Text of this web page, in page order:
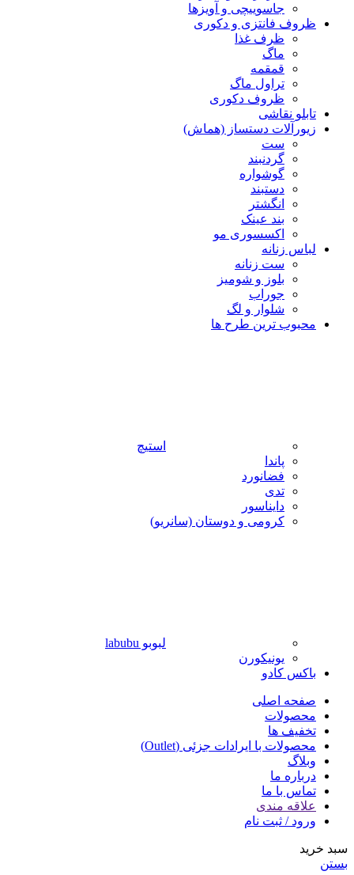
جاسوییچی و آویزها
ظروف فانتزی و دکوری
ظرف غذا
ماگ
قمقمه
تراول ماگ
ظروف دکوری
تابلو نقاشی
زیورآلات دستساز (هماش)
ست
گردنبند
گوشواره
دستبند
انگشتر
بند عینک
اکسسوری مو
لباس زنانه
ست زنانه
بلوز و شومیز
جوراب
شلوار و لگ
محبوب ترین طرح ها
استیچ
پاندا
فضانورد
تدی
دایناسور
کرومی و دوستان (سانریو)
لبوبو labubu
یونیکورن
باکس کادو
صفحه اصلی
محصولات
تخفیف ها
محصولات با ایرادات جزئی (Outlet)
وبلاگ
درباره ما
تماس با ما
علاقه مندی
ورود / ثبت نام
سبد خرید
بستن